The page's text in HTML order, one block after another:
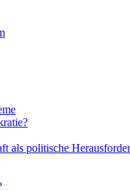
als politische